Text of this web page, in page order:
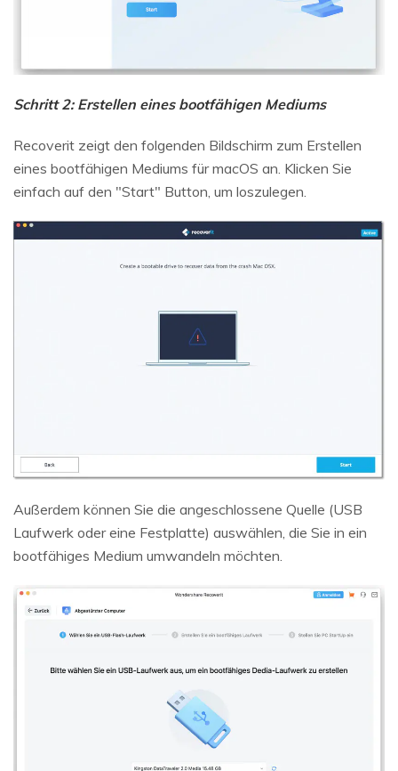
Schritt 2: Erstellen eines bootfähigen Mediums
Recoverit zeigt den folgenden Bildschirm zum Erstellen
eines bootfähigen Mediums für macOS an. Klicken Sie
einfach auf den "Start" Button, um loszulegen.
Außerdem können Sie die angeschlossene Quelle (USB
Laufwerk oder eine Festplatte) auswählen, die Sie in ein
bootfähiges Medium umwandeln möchten.